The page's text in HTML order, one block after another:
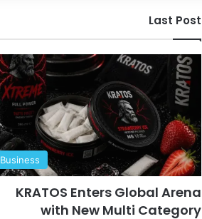
Last Post
Business
KRATOS Enters Global Arena
with New Multi Category